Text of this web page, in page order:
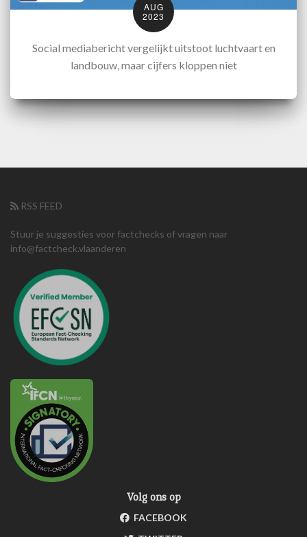
AUG
2023
Social mediabericht vergelijkt uitstoot luchtvaart en
landbouw, maar cijfers kloppen niet
RSS FEED
Stuur je suggesties voor factchecks of vragen naar
info@factcheck.vlaanderen
Volg ons op
FACEBOOK